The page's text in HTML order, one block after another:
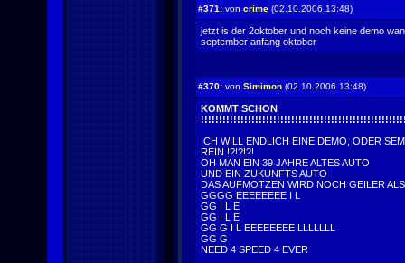
#371: von crime (02.10.2006 13:48)
jetzt is der 2oktober und noch keine demo
september anfang oktober
#370: von Simimon (02.10.2006 13:48)
KOMMT SCHON
ICH WILL ENDLICH EINE DEMO, ODER
REIN !?!?!?!
OH MAN EIN 39 JAHRE ALTES AUTO
UND EIN ZUKUNFTS AUTO
DAS AUFMOTZEN WIRD NOCH GEILER
GGGG EEEEEEEE I L
GG I L E
GG I L E
GG G I L EEEEEEEE LLLLLLL
GG G
NEED 4 SPEED 4 EVER